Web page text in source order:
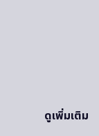
ดูเพิ่มเติม